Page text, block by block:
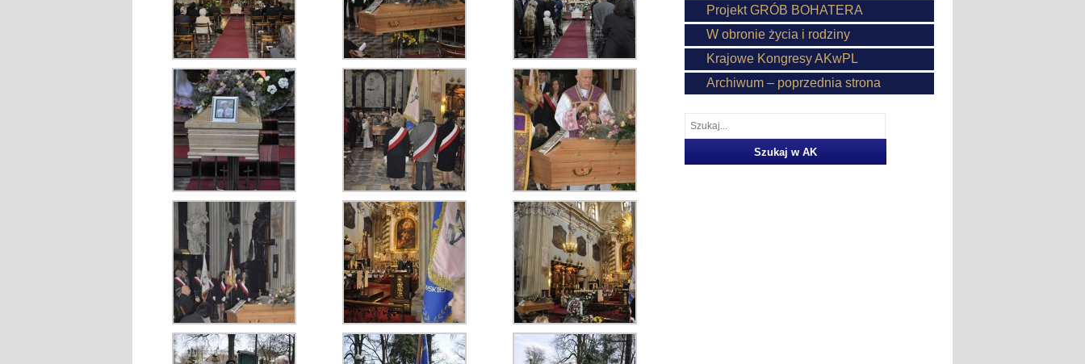
Projekt GRÓB BOHATERA
W obronie życia i rodziny
Krajowe Kongresy AKwPL
Archiwum – poprzednia strona